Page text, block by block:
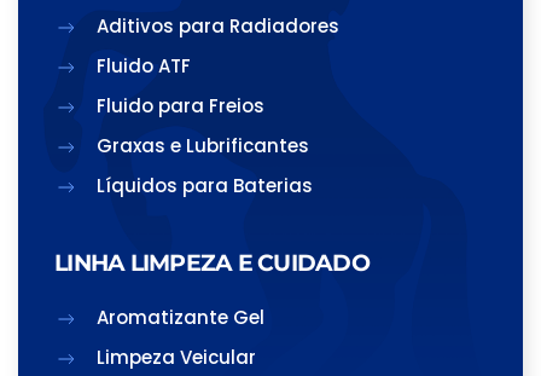
Aditivos para Radiadores
Fluido ATF
Fluido para Freios
Graxas e Lubrificantes
Líquidos para Baterias
LINHA LIMPEZA E CUIDADO
Aromatizante Gel
Limpeza Veicular